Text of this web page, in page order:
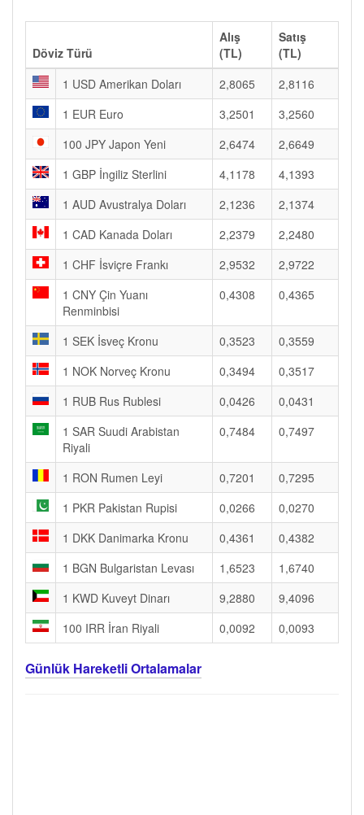
Döviz Türü
Alış
(TL)
Satış
(TL)
1 USD Amerikan Doları
2,8065
2,8116
1 EUR Euro
3,2501
3,2560
100 JPY Japon Yeni
2,6474
2,6649
1 GBP İngiliz Sterlini
4,1178
4,1393
1 AUD Avustralya Doları
2,1236
2,1374
1 CAD Kanada Doları
2,2379
2,2480
1 CHF İsviçre Frankı
2,9532
2,9722
1 CNY Çin Yuanı
Renminbisi
0,4308 0,4365
1 SEK İsveç Kronu 0,3523
0,3559
1 NOK Norveç Kronu
0,3494
0,3517
1 RUB Rus Rublesi
0,0426
0,0431
1 SAR Suudi Arabistan
Riyali
0,7484 0,7497
1 RON Rumen Leyi 0,7201
0,7295
1 PKR Pakistan Rupisi
0,0266
0,0270
1 DKK Danimarka Kronu
0,4361
0,4382
1 BGN Bulgaristan Levası
1,6523
1,6740
1 KWD Kuveyt Dinarı
9,2880
9,4096
100 IRR İran Riyali
0,0092 0,0093
Günlük Hareketli Ortalamalar